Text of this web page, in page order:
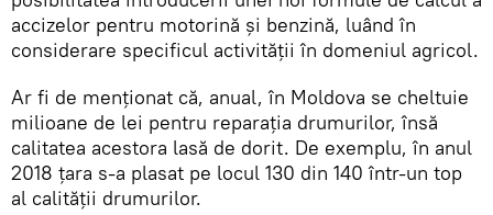
accizelor pentru motorină și benzină, luând în
considerare specificul activității în domeniul agricol.
Ar fi de menționat că, anual, în Moldova se cheltuie
milioane de lei pentru reparația drumurilor, însă
calitatea acestora lasă de dorit. De exemplu, în anul
2018 țara s-a plasat pe locul 130 din 140 într-un top
al calității drumurilor.